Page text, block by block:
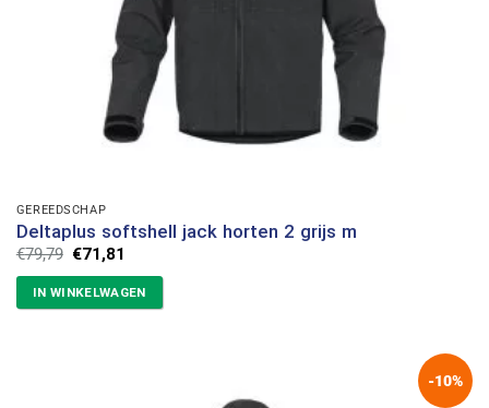
GEREEDSCHAP
Deltaplus softshell jack horten 2 grijs m
€79,79 Oorspronkelijke
prijs
was:
€79,79.
€71,81
is:
€71,81.
IN WINKELWAGEN
-10%